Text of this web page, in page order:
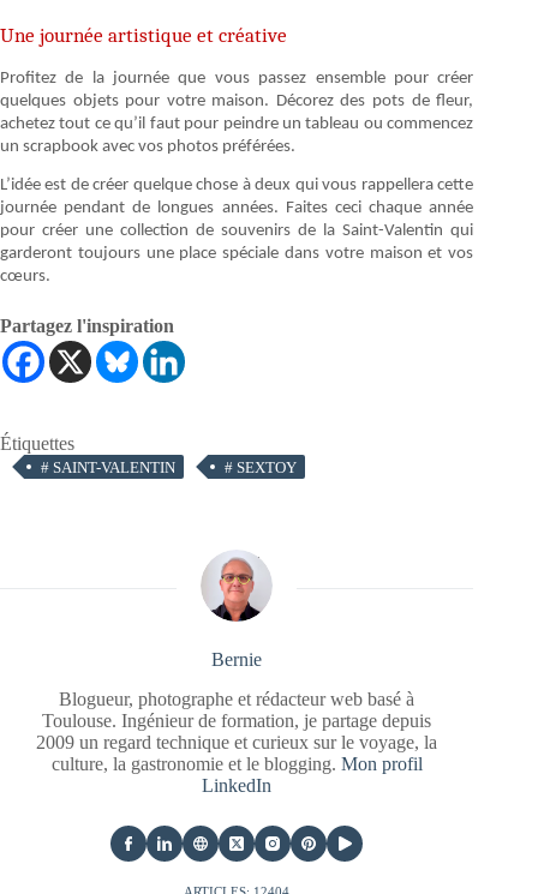
Une journée artistique et créative
Profitez de la journée que vous passez ensemble pour créer
quelques objets pour votre maison. Décorez des pots de fleur,
achetez tout ce qu’il faut pour peindre un tableau ou commencez
un scrapbook avec vos photos préférées.
L’idée est de créer quelque chose à deux qui vous rappellera cette
journée pendant de longues années. Faites ceci chaque année
pour créer une collection de souvenirs de la Saint-Valentin qui
garderont toujours une place spéciale dans votre maison et vos
cœurs.
Partagez l'inspiration
Étiquettes
# SAINT-VALENTIN # SEXTOY
Bernie
Blogueur, photographe et rédacteur web basé à
Toulouse. Ingénieur de formation, je partage depuis
2009 un regard technique et curieux sur le voyage, la
culture, la gastronomie et le blogging. Mon profil
LinkedIn